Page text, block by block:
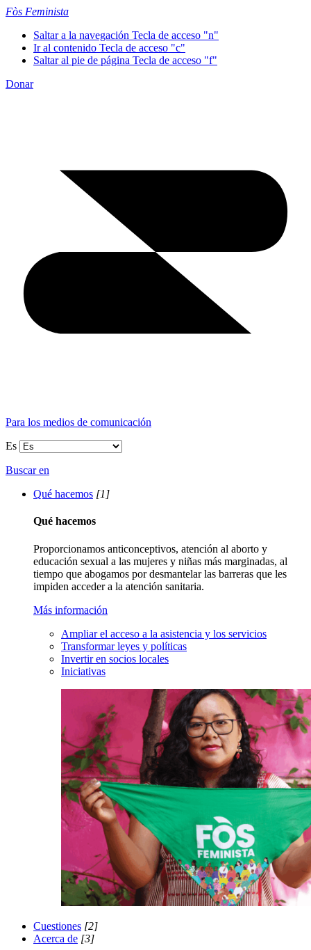
Fòs Feminista
Saltar a la navegación Tecla de acceso "n"
Ir al contenido Tecla de acceso "c"
Saltar al pie de página Tecla de acceso "f"
Donar
Para los medios de comunicación
Es
Buscar en
Qué hacemos [1]
Qué hacemos
Proporcionamos anticonceptivos, atención al aborto y
educación sexual a las mujeres y niñas más marginadas, al
tiempo que abogamos por desmantelar las barreras que les
impiden acceder a la atención sanitaria.
Más información
Ampliar el acceso a la asistencia y los servicios
Transformar leyes y políticas
Invertir en socios locales
Iniciativas
Cuestiones [2]
Acerca de [3]